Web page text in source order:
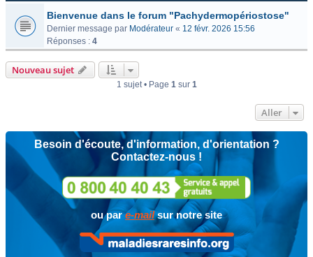
Bienvenue dans le forum "Pachydermopériostose"
Dernier message par Modérateur « 12 févr. 2026 15:56
Réponses : 4
Nouveau sujet
1 sujet • Page 1sur 1
Aller
Besoin d'écoute, d'information, d'orientation ?
Contactez-nous !
ou pare-mailsur notre site